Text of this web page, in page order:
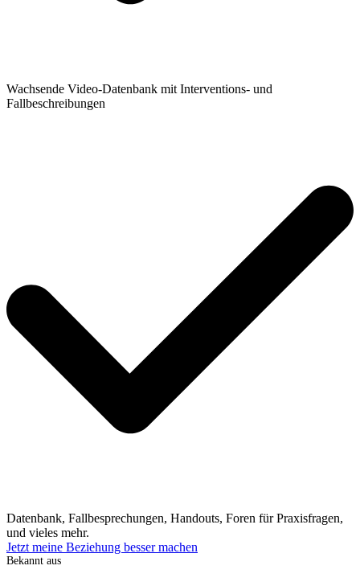
Wachsende Video-Datenbank mit Interventions- und
Fallbeschreibungen
Datenbank, Fallbesprechungen, Handouts, Foren für Praxisfragen,
und vieles mehr.
Jetzt meine Beziehung besser machen
Bekannt aus